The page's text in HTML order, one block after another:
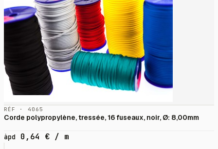
RÉF · 4065
Corde polypropylène, tressée, 16 fuseaux, noir, Ø: 8,00mm
àpd 0,64 € / m